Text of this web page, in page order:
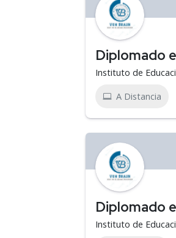
Diplomado
Instituto de
A Distancia
Diplomado
Instituto de